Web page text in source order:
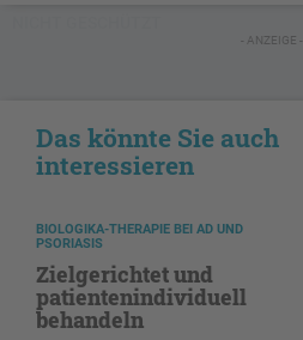
- ANZEIGE -
Das könnte Sie auch
interessieren
BIOLOGIKA-THERAPIE BEI AD UND
PSORIASIS
Zielgerichtet und
patientenindividuell
behandeln